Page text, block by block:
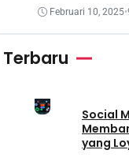
Obat Dengan
Februari 10, 2025•
Terbaru
Social
yang